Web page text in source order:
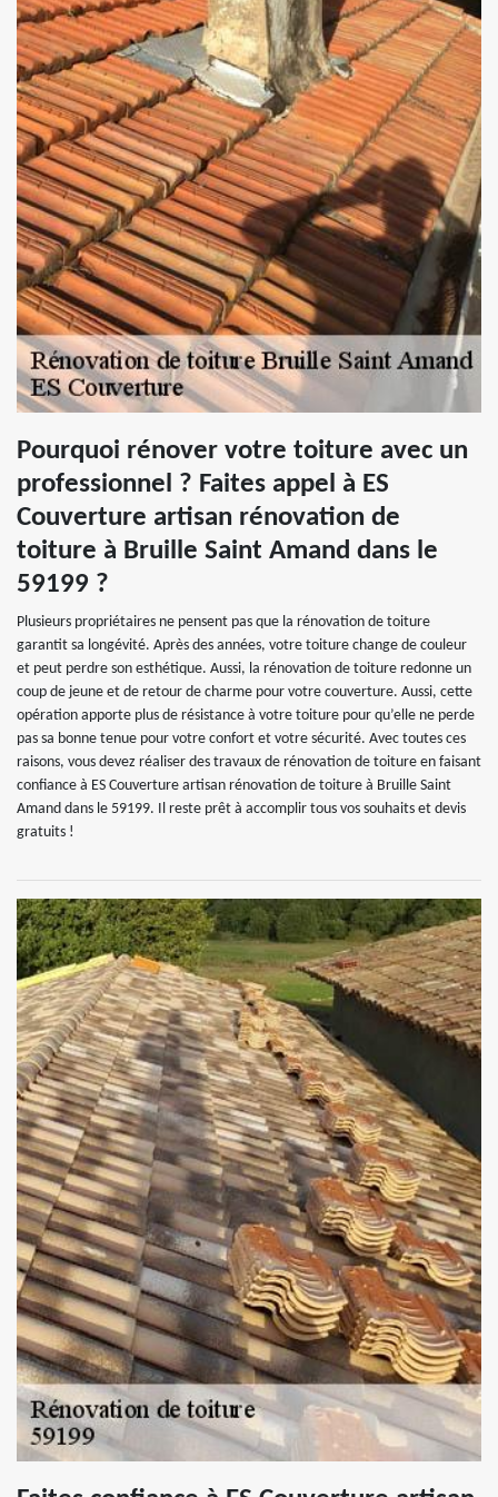
Pourquoi rénover votre toiture avec un
professionnel ? Faites appel à ES
Couverture artisan rénovation de
toiture à Bruille Saint Amand dans le
59199 ?
Plusieurs propriétaires ne pensent pas que la rénovation de toiture
garantit sa longévité. Après des années, votre toiture change de couleur
et peut perdre son esthétique. Aussi, la rénovation de toiture redonne un
coup de jeune et de retour de charme pour votre couverture. Aussi, cette
opération apporte plus de résistance à votre toiture pour qu’elle ne perde
pas sa bonne tenue pour votre confort et votre sécurité. Avec toutes ces
raisons, vous devez réaliser des travaux de rénovation de toiture en faisant
confiance à ES Couverture artisan rénovation de toiture à Bruille Saint
Amand dans le 59199. Il reste prêt à accomplir tous vos souhaits et devis
gratuits !